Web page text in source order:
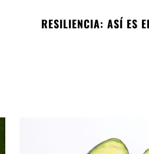
RESILIENCIA: ASÍ ES